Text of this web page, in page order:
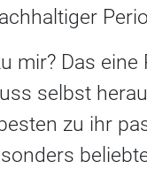
mir? Das
selbst
zu ihr